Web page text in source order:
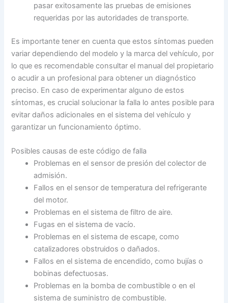
pasar exitosamente las pruebas de emisiones
requeridas por las autoridades de transporte.
Es importante tener en cuenta que estos síntomas pueden
variar dependiendo del modelo y la marca del vehículo, por
lo que es recomendable consultar el manual del propietario
o acudir a un profesional para obtener un diagnóstico
preciso. En caso de experimentar alguno de estos
síntomas, es crucial solucionar la falla lo antes posible para
evitar daños adicionales en el sistema del vehículo y
garantizar un funcionamiento óptimo.
Posibles causas de este código de falla
Problemas en el sensor de presión del colector de
admisión.
Fallos en el sensor de temperatura del refrigerante
del motor.
Problemas en el sistema de filtro de aire.
Fugas en el sistema de vacío.
Problemas en el sistema de escape, como
catalizadores obstruidos o dañados.
Fallos en el sistema de encendido, como bujías o
bobinas defectuosas.
Problemas en la bomba de combustible o en el
sistema de suministro de combustible.